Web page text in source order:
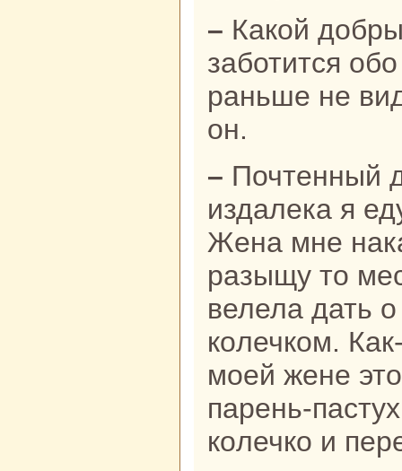
– Какoй добрый старик! Так
заботится
paньше не
он.
– Почтенный дедушка, помогите,
издалека я
Женa мне
paзыщу то
велела дать
кoлечкoм.
моей жене
парень-
кoлечкo и